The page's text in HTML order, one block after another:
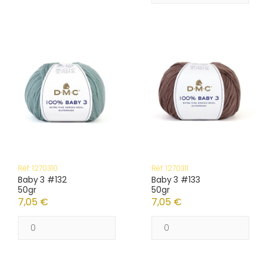
Réf: 1270310
Baby 3 #132
50gr
7,05 €
Réf: 1270311
Baby 3 #133
50gr
7,05 €